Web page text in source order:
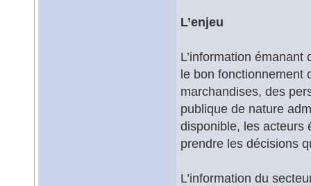
L’enjeu
L’information
le bon fonctionnement
marchandises, des
publique de nature
disponible, les acteurs
prendre les décisions
L’information du